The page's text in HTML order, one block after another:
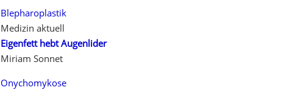
Blepharoplastik
Medizin aktuell
Eigenfett hebt Augenlider
Miriam Sonnet
Onychomykose